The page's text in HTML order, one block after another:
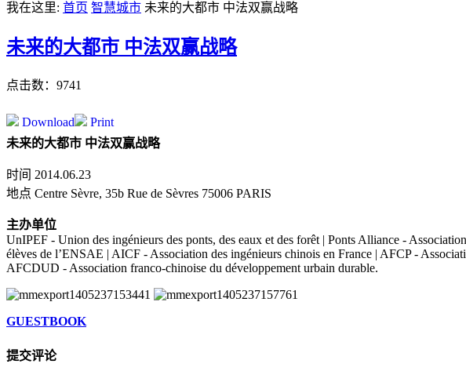
我在这里: 首页 智慧城市 未来的大都市 中法双赢战略
未来的大都市 中法双赢战略
点击数：9741
Print
Download
未来的大都市 中法双赢战略
时间 2014.06.23
地点 Centre Sèvre, 35b Rue de Sèvres 75006 PARIS
主办单位
UnIPEF - Union des ingénieurs des ponts, des eaux et des forêt | Ponts Alliance -
élèves de l’ENSAE | AICF - Association des ingénieurs chinois en France | AFCP -
AFCDUD - Association franco-chinoise du développement urbain durable.
GUESTBOOK
提交评论